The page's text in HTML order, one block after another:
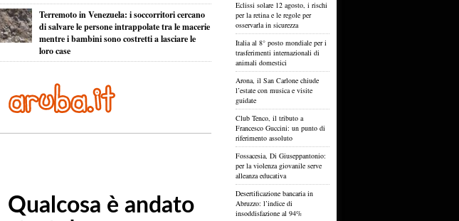
Terremoto in Venezuela: i soccorritori cercano
di salvare le persone intrappolate tra le macerie
mentre i bambini sono costretti a lasciare le
loro case
Eclissi solare 12 agosto, i rischi
per la retina e le regole per
osservarla in sicurezza
Italia al 8° posto mondiale per i
trasferimenti internazionali di
animali domestici
Arona, il San Carlone chiude
l’estate con musica e visite
guidate
Club Tenco, il tributo a
Francesco Guccini: un punto di
riferimento assoluto
Fossacesia, Di Giuseppantonio:
per la violenza giovanile serve
alleanza educativa
Desertificazione bancaria in
Abruzzo: l’indice di
insoddisfazione al 94%